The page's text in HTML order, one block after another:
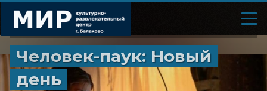
Человек-паук: Новый
день